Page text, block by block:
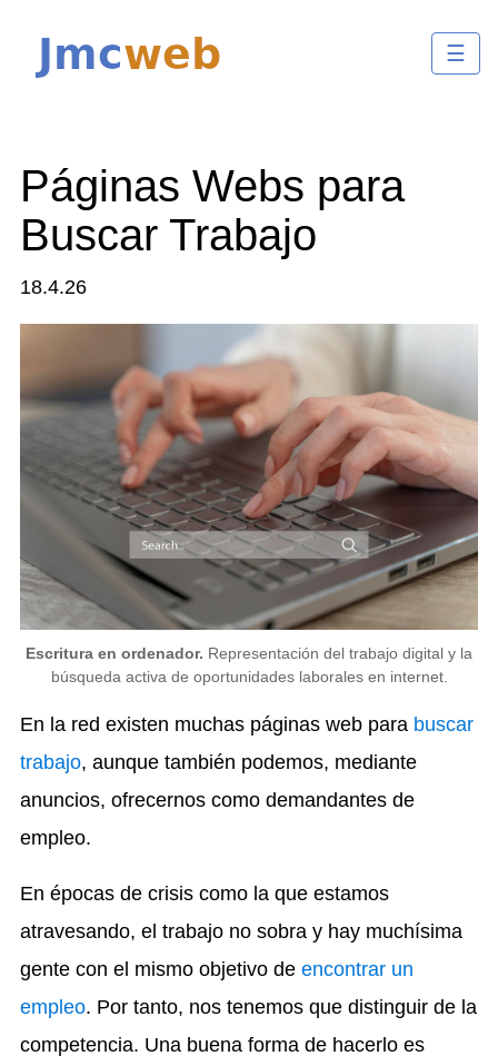
☰
Páginas Webs para
Buscar Trabajo
18.4.26
Escritura en ordenador. Representación del trabajo digital y la
búsqueda activa de oportunidades laborales en internet.
En la red existen muchas páginas web para buscar
trabajo, aunque también podemos, mediante
anuncios, ofrecernos como demandantes de
empleo.
En épocas de crisis como la que estamos
atravesando, el trabajo no sobra y hay muchísima
gente con el mismo objetivo de encontrar un
empleo. Por tanto, nos tenemos que distinguir de la
competencia. Una buena forma de hacerlo es